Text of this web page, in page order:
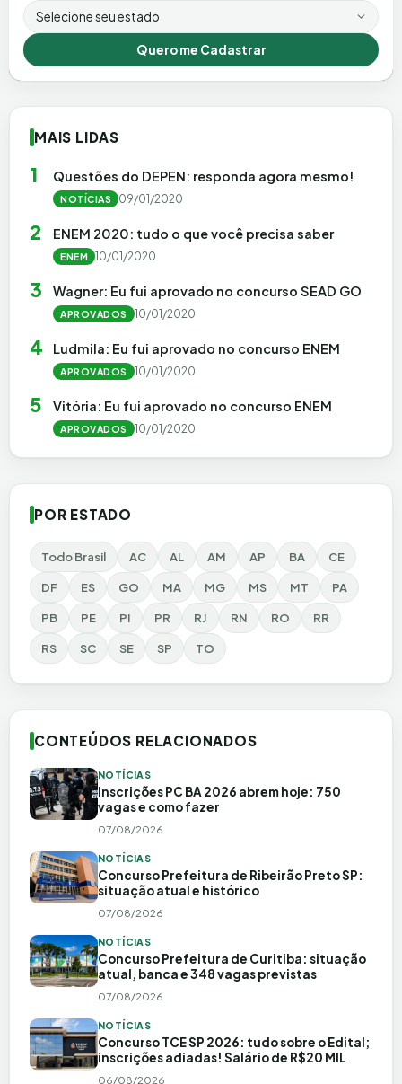
Estado
Quero me Cadastrar
MAIS LIDAS
1 Questões do DEPEN: responda agora mesmo!
NOTÍCIAS 09/01/2020
2 ENEM 2020: tudo o que você precisa saber
ENEM 10/01/2020
3 Wagner: Eu fui aprovado no concurso SEAD GO
APROVADOS 10/01/2020
4 Ludmila: Eu fui aprovado no concurso ENEM
APROVADOS 10/01/2020
5 Vitória: Eu fui aprovado no concurso ENEM
APROVADOS 10/01/2020
POR ESTADO
Todo Brasil AC AL AM AP BA CE
DF ES GO MA MG MS MT PA
PB PE PI PR RJ RN RO RR
RS SC SE SP TO
CONTEÚDOS RELACIONADOS
NOTÍCIAS
Inscrições PC BA 2026 abrem hoje: 750
vagas e como fazer
07/08/2026
NOTÍCIAS
Concurso Prefeitura de Ribeirão Preto SP:
situação atual e histórico
07/08/2026
NOTÍCIAS
Concurso Prefeitura de Curitiba: situação
atual, banca e 348 vagas previstas
07/08/2026
NOTÍCIAS
Concurso TCE SP 2026: tudo sobre o Edital;
inscrições adiadas! Salário de R$20 MIL
06/08/2026